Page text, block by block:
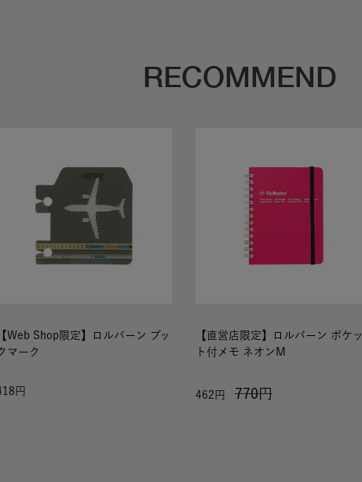
RECOMMEND
【Web Shop限定】ロルバーン ブッ
マーク
【直営店限定】ロルバーン ポケッ
ト付メモ ネオンM
770
462